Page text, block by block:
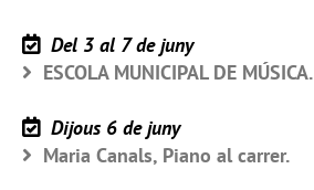
Del 3 al 7 de juny
ESCOLA MUNICIPAL DE MÚSICA.
Dijous 6 de juny
Maria Canals, Piano al carrer.